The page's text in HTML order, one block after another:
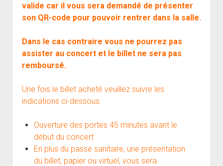
valide car il vous sera demandé de présenter
son QR-code pour pouvoir rentrer dans la salle.
Dans le cas contraire vous ne pourrez pas
assister au concert et le billet ne sera pas
remboursé.
Une fois le billet acheté veuillez suivre les
indications ci-dessous:
Ouverture des portes 45 minutes avant le
début du concert
En plus du passe sanitaire, une présentation
du billet, papier ou virtuel, vous sera